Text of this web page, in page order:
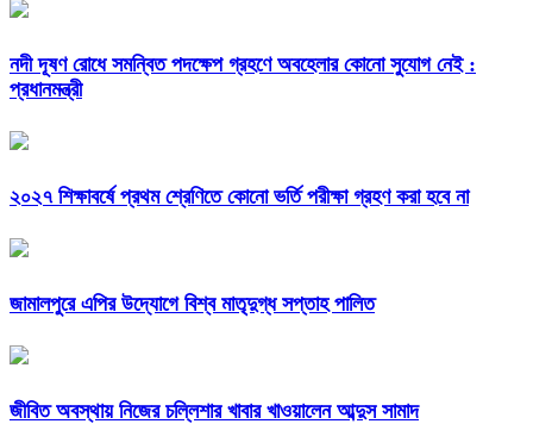
নদী দূষণ রোধে সমন্বিত পদক্ষেপ গ্রহণে অবহেলার কোনো সুযোগ নেই :
প্রধানমন্ত্রী
২০২৭ শিক্ষাবর্ষে প্রথম শ্রেণিতে কোনো ভর্তি পরীক্ষা গ্রহণ করা হবে না
জামালপুরে এপির উদ্যোগে বিশ্ব মাতৃদুগ্ধ সপ্তাহ পালিত
জীবিত অবস্থায় নিজের চল্লিশার খাবার খাওয়ালেন আব্দুস সামাদ